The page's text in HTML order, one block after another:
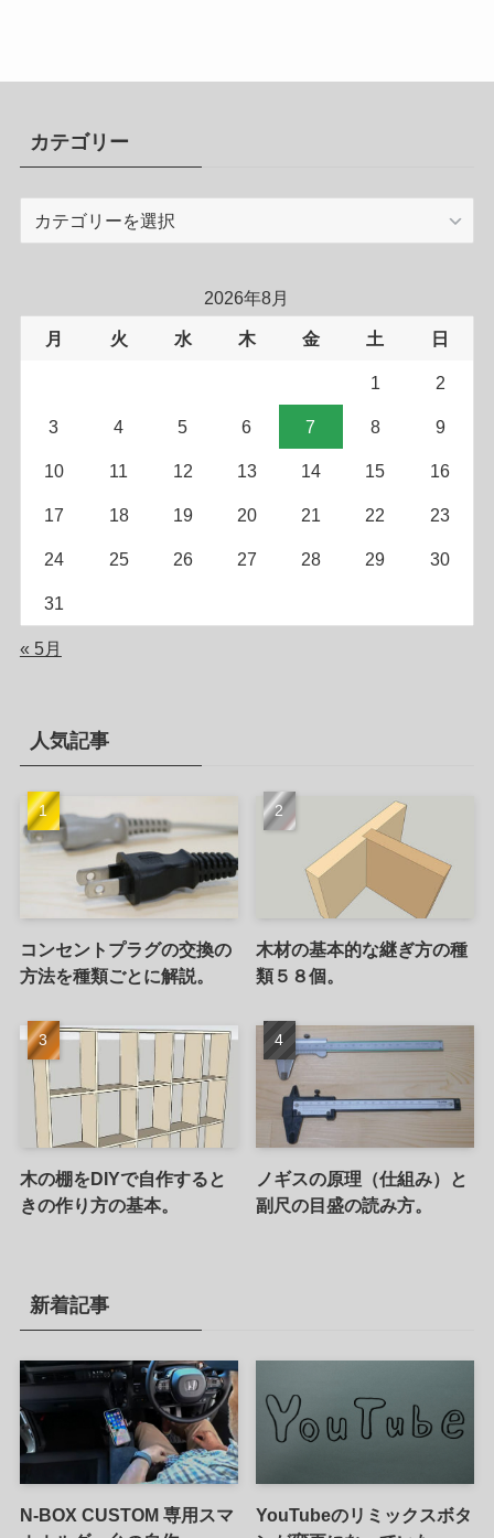
カテゴリー
ー
2026年8月
月 火 水 木 金 土 日
1 2
3 4 5 6 7 8 9
10 11 12 13 14 15 16
17 18 19 20 21 22 23
24 25 26 27 28 29 30
31
« 5月
人気記事
コンセントプラグの交換の
方法を種類ごとに解説。
木材の基本的な継ぎ方の種
類５８個。
木の棚をDIYで自作すると
きの作り方の基本。
ノギスの原理（仕組み）と
副尺の目盛の読み方。
新着記事
N-BOX CUSTOM 専用スマ
YouTubeのリミックスボタ